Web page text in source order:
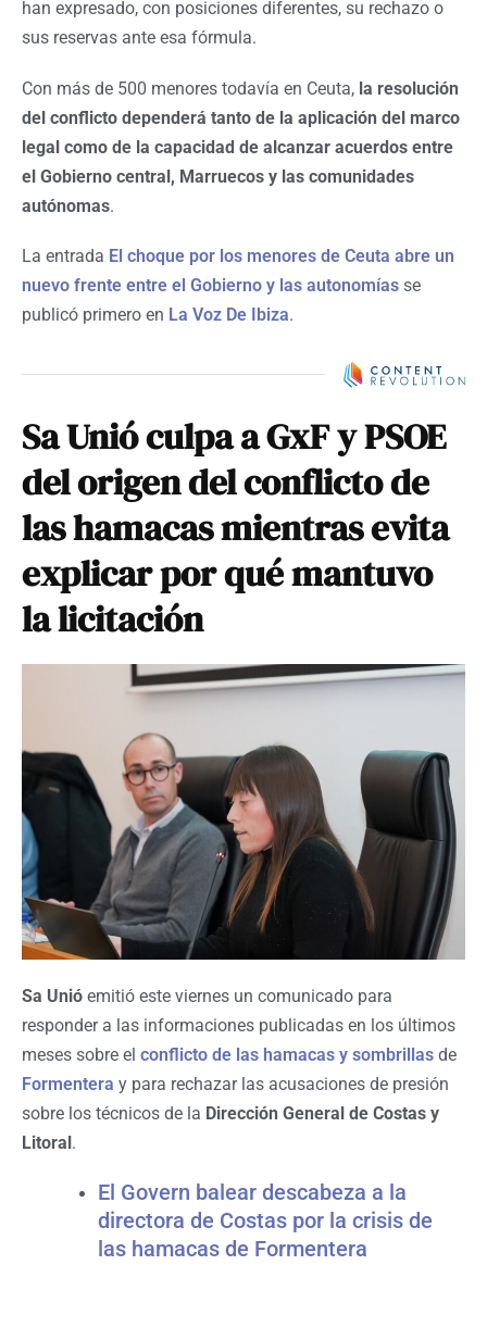
han expresado, con posiciones diferentes, su rechazo o
sus reservas ante esa fórmula.
Con más de 500 menores todavía en Ceuta, la resolución
del conflicto dependerá tanto de la aplicación del marco
legal como de la capacidad de alcanzar acuerdos entre
el Gobierno central, Marruecos y las comunidades
autónomas.
La entrada El choque por los menores de Ceuta abre un
nuevo frente entre el Gobierno y las autonomías se
publicó primero en La Voz De Ibiza.
Sa Unió culpa a GxF y PSOE
del origen del conflicto de
las hamacas mientras evita
explicar por qué mantuvo
la licitación
Sa Unió emitió este viernes un comunicado para
responder a las informaciones publicadas en los últimos
meses sobre el conflicto de las hamacas y sombrillas de
Formentera y para rechazar las acusaciones de presión
sobre los técnicos de la Dirección General de Costas y
Litoral .
El Govern balear descabeza a la
directora de Costas por la crisis de
las hamacas de Formentera